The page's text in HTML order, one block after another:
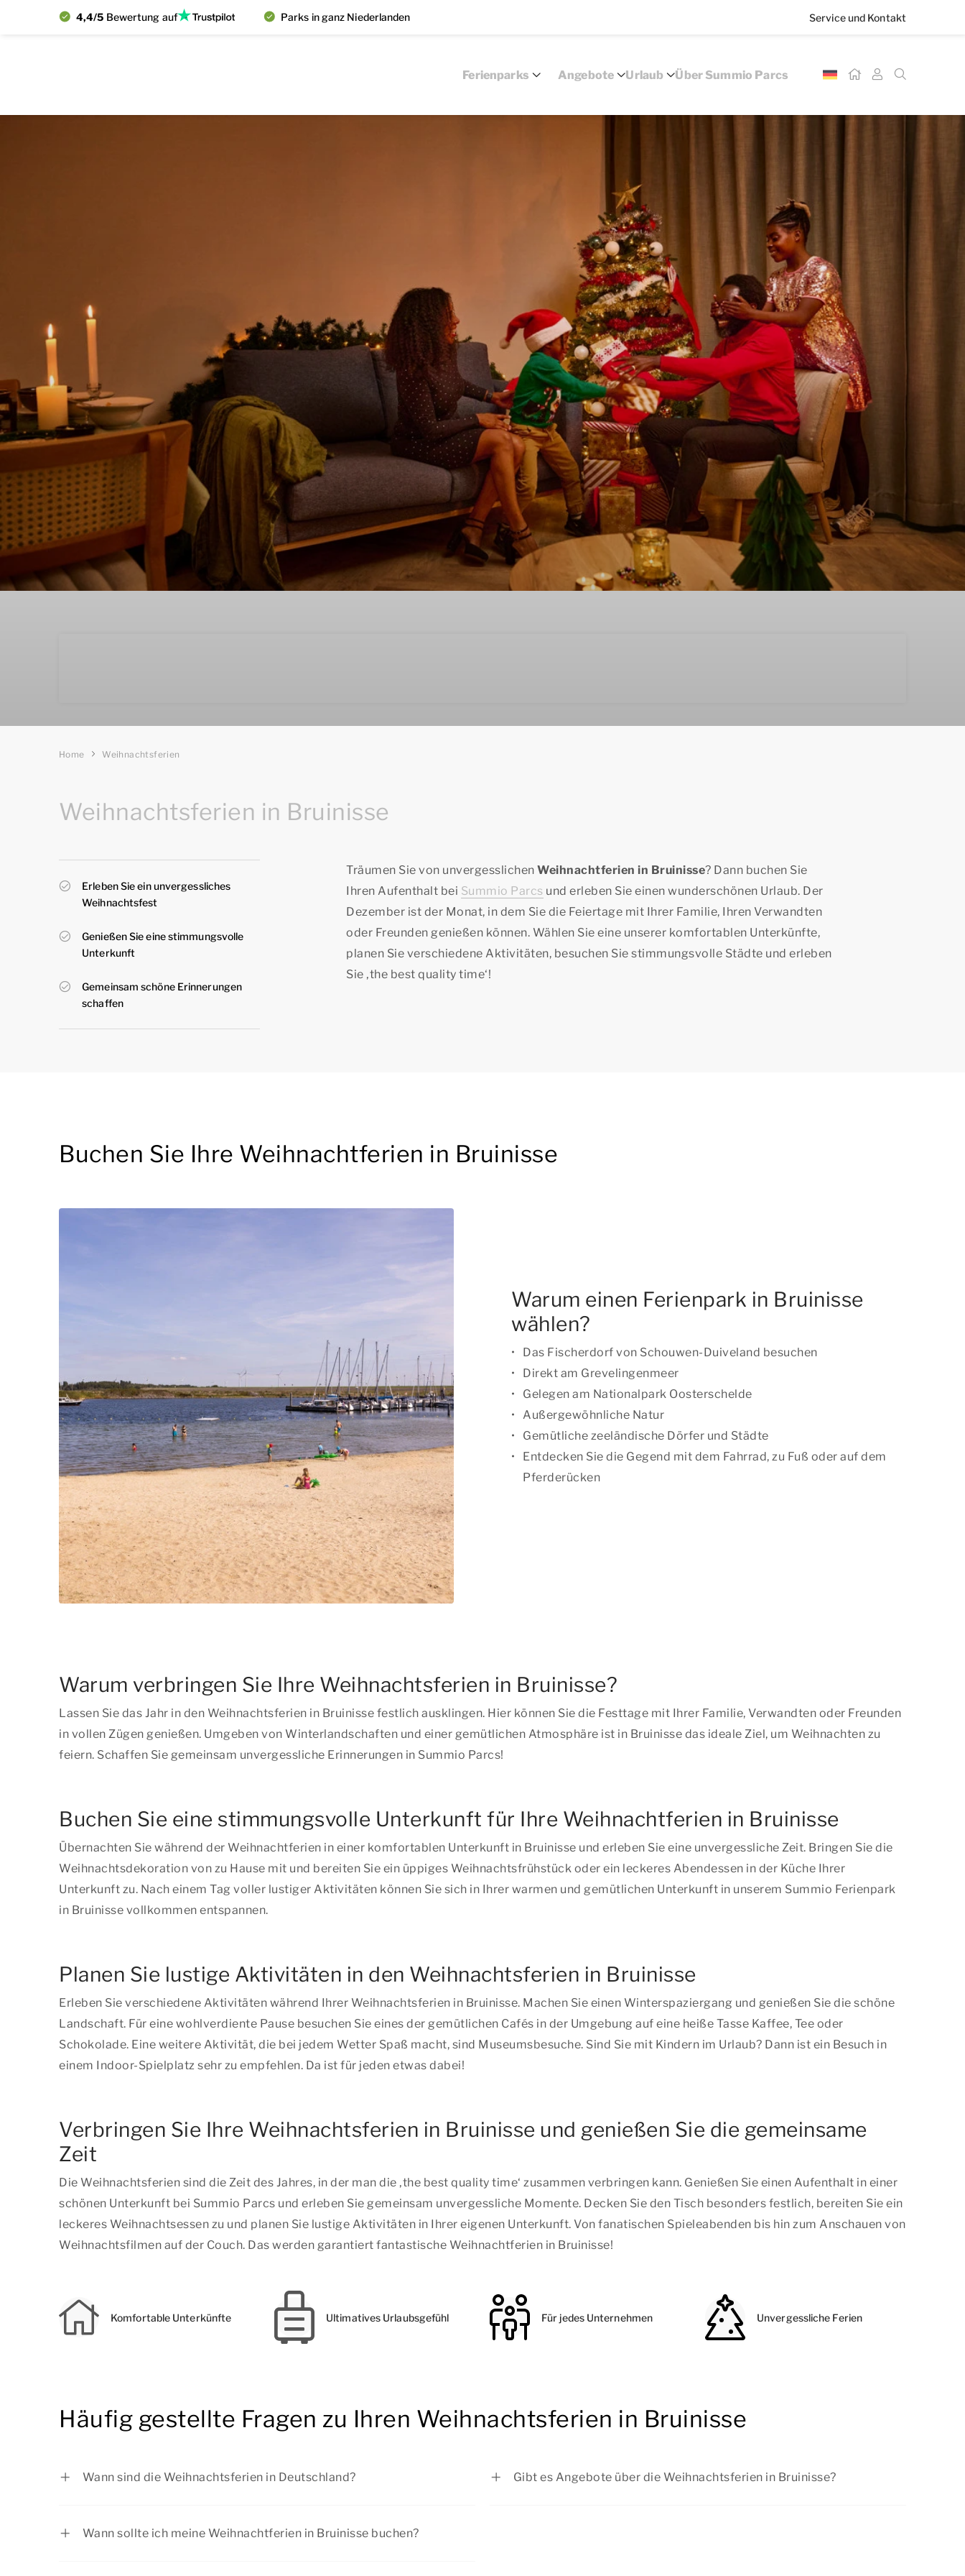
4,4/5 Bewertung auf Parks in ganz Niederlanden Service und Kontakt
Ferienparks Angebote Urlaub Über Summio Parcs
Home Weihnachtsferien
Weihnachtsferien in Bruinisse
Erleben Sie ein unvergessliches
Weihnachtsfest
Genießen Sie eine stimmungsvolle
Unterkunft
Gemeinsam schöne Erinnerungen
schaffen
Träumen Sie von unvergesslichen Weihnachtferien in Bruinisse? Dann buchen Sie
Ihren Aufenthalt bei Summio Parcs und erleben Sie einen wunderschönen Urlaub. Der
Dezember ist der Monat, in dem Sie die Feiertage mit Ihrer Familie, Ihren Verwandten
oder Freunden genießen können. Wählen Sie eine unserer komfortablen Unterkünfte,
planen Sie verschiedene Aktivitäten, besuchen Sie stimmungsvolle Städte und erleben
Sie ‚the best quality time‘!
Buchen Sie Ihre Weihnachtferien in Bruinisse
Warum einen Ferienpark in Bruinisse
wählen?
Das Fischerdorf von Schouwen-Duiveland besuchen
Direkt am Grevelingenmeer
Gelegen am Nationalpark Oosterschelde
Außergewöhnliche Natur
Gemütliche zeeländische Dörfer und Städte
Entdecken Sie die Gegend mit dem Fahrrad, zu Fuß oder auf dem
Pferderücken
Warum verbringen Sie Ihre Weihnachtsferien in Bruinisse?
Lassen Sie das Jahr in den Weihnachtsferien in Bruinisse festlich ausklingen. Hier können Sie die Festtage mit Ihrer Familie, Verwandten oder Freunden
in vollen Zügen genießen. Umgeben von Winterlandschaften und einer gemütlichen Atmosphäre ist in Bruinisse das ideale Ziel, um Weihnachten zu
feiern. Schaffen Sie gemeinsam unvergessliche Erinnerungen in Summio Parcs!
Buchen Sie eine stimmungsvolle Unterkunft für Ihre Weihnachtferien in Bruinisse
Übernachten Sie während der Weihnachtferien in einer komfortablen Unterkunft in Bruinisse und erleben Sie eine unvergessliche Zeit. Bringen Sie die
Weihnachtsdekoration von zu Hause mit und bereiten Sie ein üppiges Weihnachtsfrühstück oder ein leckeres Abendessen in der Küche Ihrer
Unterkunft zu. Nach einem Tag voller lustiger Aktivitäten können Sie sich in Ihrer warmen und gemütlichen Unterkunft in unserem Summio Ferienpark
in Bruinisse vollkommen entspannen.
Planen Sie lustige Aktivitäten in den Weihnachtsferien in Bruinisse
Erleben Sie verschiedene Aktivitäten während Ihrer Weihnachtsferien in Bruinisse. Machen Sie einen Winterspaziergang und genießen Sie die schöne
Landschaft. Für eine wohlverdiente Pause besuchen Sie eines der gemütlichen Cafés in der Umgebung auf eine heiße Tasse Kaffee, Tee oder
Schokolade. Eine weitere Aktivität, die bei jedem Wetter Spaß macht, sind Museumsbesuche. Sind Sie mit Kindern im Urlaub? Dann ist ein Besuch in
einem Indoor-Spielplatz sehr zu empfehlen. Da ist für jeden etwas dabei!
Verbringen Sie Ihre Weihnachtsferien in Bruinisse und genießen Sie die gemeinsame
Zeit
Die Weihnachtsferien sind die Zeit des Jahres, in der man die ‚the best quality time‘ zusammen verbringen kann. Genießen Sie einen Aufenthalt in einer
schönen Unterkunft bei Summio Parcs und erleben Sie gemeinsam unvergessliche Momente. Decken Sie den Tisch besonders festlich, bereiten Sie ein
leckeres Weihnachtsessen zu und planen Sie lustige Aktivitäten in Ihrer eigenen Unterkunft. Von fanatischen Spieleabenden bis hin zum Anschauen von
Weihnachtsfilmen auf der Couch. Das werden garantiert fantastische Weihnachtferien in Bruinisse!
Komfortable Unterkünfte Ultimatives Urlaubsgefühl Für jedes Unternehmen Unvergessliche Ferien
Häufig gestellte Fragen zu Ihren Weihnachtsferien in Bruinisse
Wann sind die Weihnachtsferien in Deutschland?
Gibt es Angebote über die Weihnachtsferien in Bruinisse?
Wann sollte ich meine Weihnachtferien in Bruinisse buchen?